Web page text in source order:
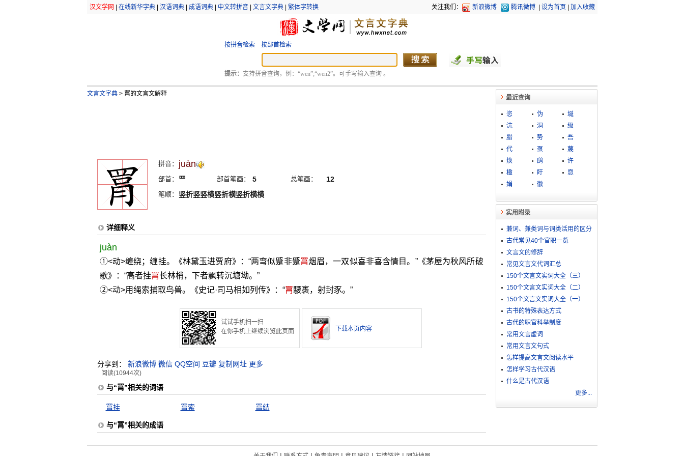
汉文学网 在线新华字典| 汉语词典| 成语词典| 中文转拼音| 文言文字典| 繁体字转换 关注我们： 新浪微博 腾讯微博 设为首页 加入收藏
按拼音检索 按部首检索
提示： 支持拼音查询，例：“wen”;“wen2”。可手写输入查询 。
文言文字典 >罥的文言文解释
拼音： juàn
部首： 罒 部首笔画： 5 总笔画： 12
笔顺： 竖折竖竖横竖折横竖折横横
详细释义
juàn
①<动>缠绕；缠挂。《林黛玉进贾府》：“两弯似蹙非蹙罥烟眉，一双似喜非喜含情目。”《茅屋为秋风所破
歌》：“高者挂罥长林梢，下者飘转沉塘坳。”
②<动>用绳索捕取鸟兽。《史记·司马相如列传》：“罥騕褭，射封豕。”
试试手机扫一扫
在你手机上继续浏览此页面
下载本页内容
分享到： 新浪微博 微信 QQ空间 豆瓣 复制网址 更多
阅读(10944次)
与“罥”相关的词语
罥挂 罥索 罥结
与“罥”相关的成语
最近查询
恣 伪
埏
沆
洞
级
腊
势
吾
代
虿
蔑
焕
鸱
许
楹
盱
恧
娟
徽
实用附录
兼词、兼类词与词类活用的区分
古代常见40个官职一览
文言文的修辞
常见文言文代词汇总
150个文言文实词大全（三）
150个文言文实词大全（二）
150个文言文实词大全（一）
古书的特殊表达方式
古代的职官科举制度
常用文言虚词
常用文言文句式
怎样提高文言文阅读水平
怎样学习古代汉语
什么是古代汉语
更多...